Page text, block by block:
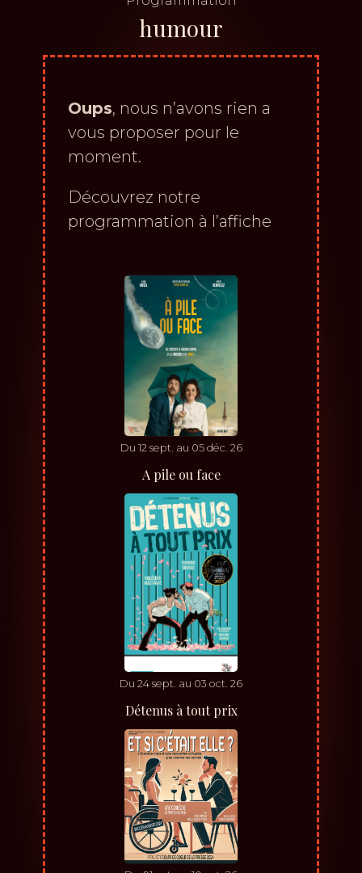
humour
Oups, nous n’avons rien a
vous proposer pour le
moment.
Découvrez notre
programmation à l’affiche
Du 12 sept. au 05 déc. 26
A pile ou face
Du 24 sept. au 03 oct. 26
Détenus à tout prix